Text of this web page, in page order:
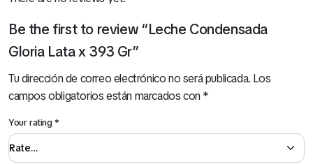
Be the first to review “Leche Condensada
Gloria Lata x 393 Gr”
Tu dirección de correo electrónico no será publicada. Los
campos obligatorios están marcados con*
Your rating*